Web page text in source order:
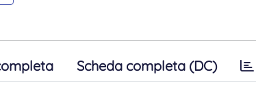
Scheda completa (DC)